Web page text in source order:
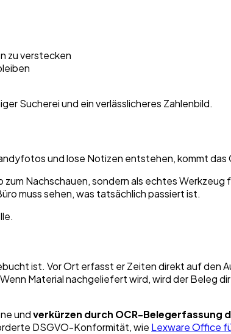
zu verstecken
Sucherei und ein verlässlicheres Zahlenbild.
und lose Notizen entstehen, kommt das
Nachschauen, sondern als echtes
muss sehen, was tatsächlich passiert ist.
ist. Vor Ort erfasst er Zeiten direkt auf den
Material nachgeliefert wird, wird der Beleg
undverkürzen durch OCR-Belegerfassung
DSGVO-Konformität, wie Lexware Office